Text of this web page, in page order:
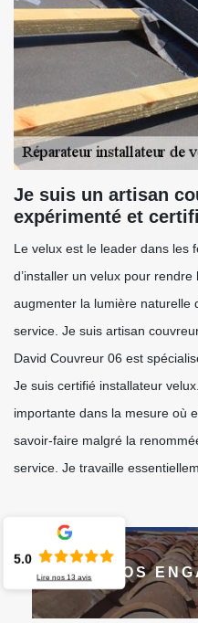
Je suis un artisan
expérimenté et
Le velux est le leader dans les
d’installer un velux pour
augmenter la lumière naturelle
service. Je suis artisan
David Couvreur 06 est
Je suis certifié installateur
importante dans la mesure où
savoir-faire malgré la
service. Je travaille
NOS
5.0
Lire nos13 avis